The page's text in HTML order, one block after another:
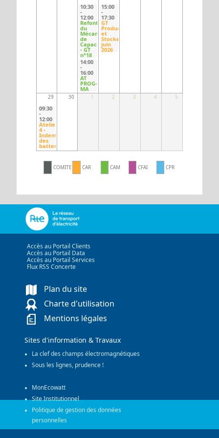
10:30
-
12:00
Refonte
du
Mécanisme
de
Capacité
- GT
n°18
14:00
-
16:00
AT
PROG-
MA
15:00
-
17:30
GT
Producteurs
et
Stockeurs
juin
2026
29 30 1 2 3 4 5
09:30
-
12:00
Atelier
4 -
Indemnisation
des
batteries
COMITE CAR CAM CFAI CPR
Accès au Portail Clients
Accès au Portail Data
Accès au Portail Services
Flux RSS Concerte
Plan du site
Charte d'utilisation
Mentions légales
Sites d'information & Travaux
La clef des champs électromagnétiques
Sous les lignes, prudence !
MonEcowatt
Site Institutionnel
Politique de gestion des données
personnelles